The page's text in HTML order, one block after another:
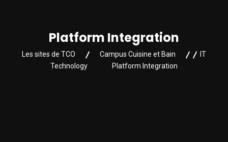
Platform Integration
Les sites de TCO Campus Cuisine et Bain
IT
Technology
Platform Integration